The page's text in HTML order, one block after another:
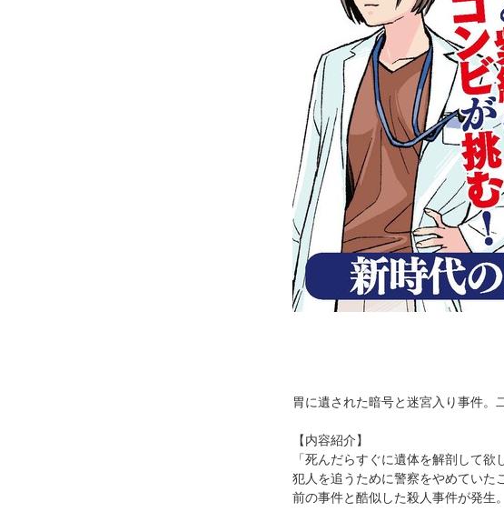
胃に遺された暗号と迷宮入り事件。
【内容紹介】
「死んだらすぐに遺体を解剖して
犯人を追うために警察をやめてい
前の事件と酷似した殺人事件が発生